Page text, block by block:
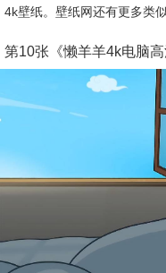
4k壁纸。壁纸网还有更多类
第10张《懒羊羊4k电脑高